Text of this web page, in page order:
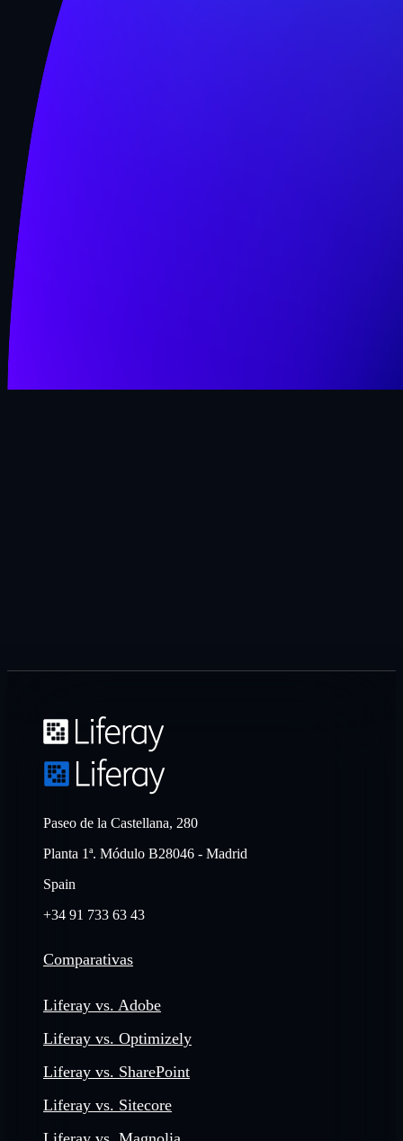
Paseo de la Castellana, 280
Planta 1ª. Módulo B28046 - Madrid
Spain
+34 91 733 63 43
Comparativas
Liferay vs. Adobe
Liferay vs. Optimizely
Liferay vs. SharePoint
Liferay vs. Sitecore